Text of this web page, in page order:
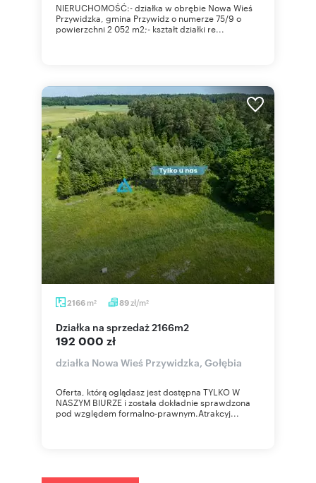
NIERUCHOMOŚĆ:- działka w obrębie Nowa Wieś
Przywidzka, gmina Przywidz o numerze 75/9 o
powierzchni 2 052 m2;- kształt działki re...
2166 m2 89zł/m2
działka na sprzedaż 2166m2
192 000 zł
działka Nowa Wieś Przywidzka, Gołębia
Oferta, którą oglądasz jest dostępna TYLKO W
NASZYM BIURZE i została dokładnie sprawdzona
pod względem formalno-prawnym.Atrakcyj...